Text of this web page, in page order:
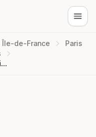
Île-de-France
Paris
Sdc 10 square de geyter 93200 saint denis